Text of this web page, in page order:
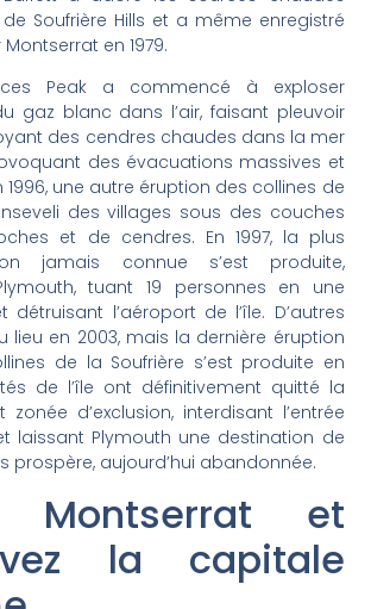
Soufrière Hills et a même enregistré
en 1979.
Peak a commencé à exploser
gaz blanc dans l’air, faisant pleuvoir
des cendres chaudes dans la mer
des évacuations massives et
1996, une autre éruption des collines de
des villages sous des couches
et de cendres. En 1997, la plus
jamais connue s’est produite,
tuant 19 personnes en une
détruisant l’aéroport de l’île. D’autres
lieu en 2003, mais la dernière éruption
de la Soufrière s’est produite en
de l’île ont définitivement quitté la
d’exclusion, interdisant l’entrée
laissant Plymouth une destination de
prospère, aujourd’hui abandonnée.
Montserrat et
la capitale